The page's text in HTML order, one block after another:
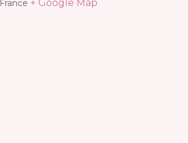
France + Google Map